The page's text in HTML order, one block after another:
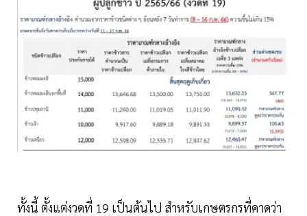
ทั้งนี้ ตั้งแต่งวดที่ 19 เป็นต้นไป สำหรับเกษตรกรที่คาดว่า